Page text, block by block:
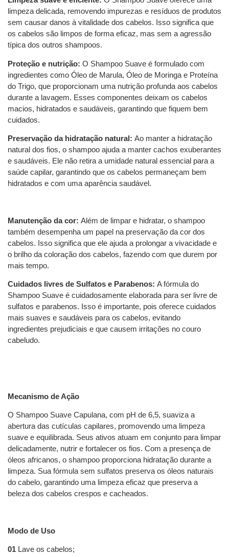
limpeza delicada, removendo impurezas e resíduos de produtos
sem causar danos à vitalidade dos cabelos. Isso significa que
os cabelos são limpos de forma eficaz, mas sem a agressão
típica dos outros shampoos.
Proteção e nutrição: O Shampoo Suave é formulado com
ingredientes como Óleo de Marula, Óleo de Moringa e Proteína
do Trigo, que proporcionam uma nutrição profunda aos cabelos
durante a lavagem. Esses componentes deixam os cabelos
macios, hidratados e saudáveis, garantindo que fiquem bem
cuidados.
Preservação da hidratação natural: Ao manter a hidratação
natural dos fios, o shampoo ajuda a manter cachos exuberantes
e saudáveis. Ele não retira a umidade natural essencial para a
saúde capilar, garantindo que os cabelos permaneçam bem
hidratados e com uma aparência saudável.
Manutenção da cor: Além de limpar e hidratar, o shampoo
também desempenha um papel na preservação da cor dos
cabelos. Isso significa que ele ajuda a prolongar a vivacidade e
o brilho da coloração dos cabelos, fazendo com que durem por
mais tempo.
Cuidados livres de Sulfatos e Parabenos: A fórmula do
Shampoo Suave é cuidadosamente elaborada para ser livre de
sulfatos e parabenos. Isso é importante, pois oferece cuidados
mais suaves e saudáveis para os cabelos, evitando
ingredientes prejudiciais e que causem irritações no couro
cabeludo.
Mecanismo de Ação
O Shampoo Suave Capulana, com pH de 6,5, suaviza a
abertura das cutículas capilares, promovendo uma limpeza
suave e equilibrada. Seus ativos atuam em conjunto para limpar
delicadamente, nutrir e fortalecer os fios. Com a presença de
óleos africanos, o shampoo proporciona hidratação durante a
limpeza. Sua fórmula sem sulfatos preserva os óleos naturais
do cabelo, garantindo uma limpeza eficaz que preserva a
beleza dos cabelos crespos e cacheados.
Modo de Uso
01 Lave os cabelos;